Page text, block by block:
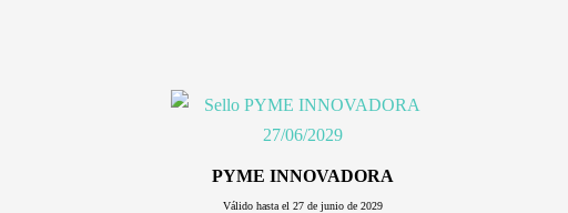
PYME INNOVADORA
Válido hasta el 27 de junio de 2029